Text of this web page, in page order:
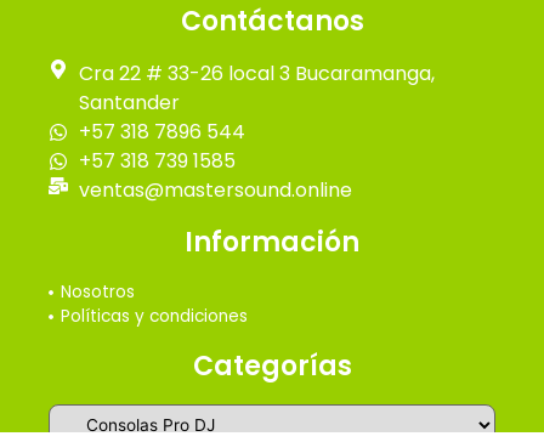
Contáctanos
Cra 22 # 33-26 local 3 Bucaramanga,
Santander
+57 318 7896 544
+57 318 739 1585
ventas@mastersound.online
Información
Nosotros
Políticas y condiciones
Categorías